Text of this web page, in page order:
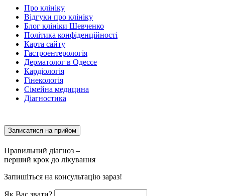
Про клініку
Відгуки про клініку
Блог клініки Шевченко
Політика конфіденційності
Карта сайту
Гастроентерологія
Дерматолог в Одессе
Кардіологія
Гінекологія
Сімейна медицина
Діагностика
Записатися на прийом
Правильний діагноз –
перший крок до лікування
Запишіться на консультацію зараз!
Як Вас звати?